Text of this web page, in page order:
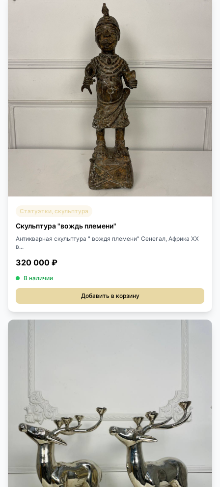
Статуэтки, скульптура
Скульптура "вождь племени"
Антикварная скульптура " вождя племени" Сенегал, Африка XX
в...
320 000 ₽
В наличии
Добавить в корзину